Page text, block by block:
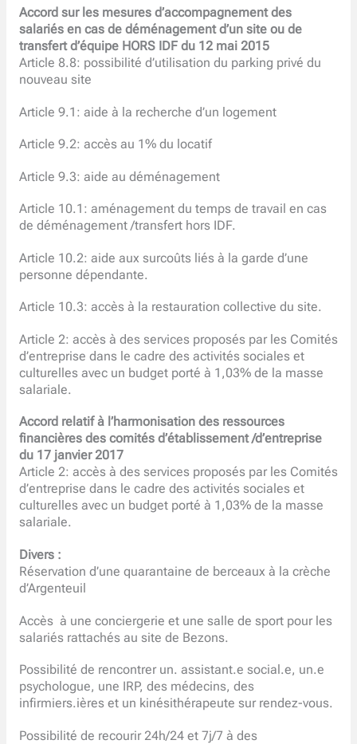
Accord sur les mesures d’accompagnement des
salariés en cas de déménagement d’un site ou de
transfert d’équipe HORS IDF du 12 mai 2015
Article 8.8: possibilité d’utilisation du parking privé du
nouveau site
Article 9.1: aide à la recherche d’un logement
Article 9.2: accès au 1% du locatif
Article 9.3: aide au déménagement
Article 10.1: aménagement du temps de travail en cas
de déménagement /transfert hors IDF.
Article 10.2: aide aux surcoûts liés à la garde d’une
personne dépendante.
Article 10.3: accès à la restauration collective du site.
Article 2: accès à des services proposés par les Comités
d’entreprise dans le cadre des activités sociales et
culturelles avec un budget porté à 1,03% de la masse
salariale.
Accord relatif à l’harmonisation des ressources
financières des comités d’établissement /d’entreprise
du 17 janvier 2017
Article 2: accès à des services proposés par les Comités
d’entreprise dans le cadre des activités sociales et
culturelles avec un budget porté à 1,03% de la masse
salariale.
Divers :
Réservation d’une quarantaine de berceaux à la crèche
d’Argenteuil
Accès à une conciergerie et une salle de sport pour les
salariés rattachés au site de Bezons.
Possibilité de rencontrer un. assistant.e social.e, un.e
psychologue, une IRP, des médecins, des
infirmiers.ières et un kinésithérapeute sur rendez-vous.
Possibilité de recourir 24h/24 et 7j/7 à des